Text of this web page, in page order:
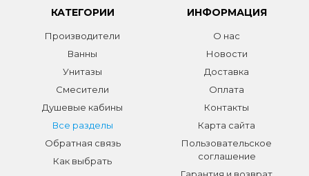
КАТЕГОРИИ
Производители
Ванны
Унитазы
Смесители
Душевые кабины
Все разделы
Обратная связь
Как выбрать
ИНФОРМАЦИЯ
О нас
Новости
Доставка
Оплата
Контакты
Карта сайта
Пользовательское
соглашение